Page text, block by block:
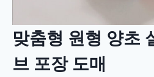
맞춤형 원형 양초
브 포장 도매